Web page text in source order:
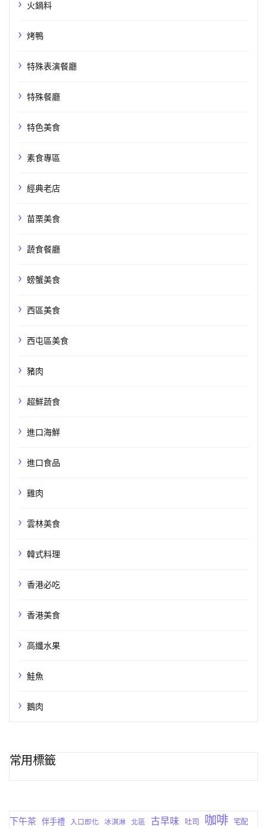
火鍋料
烤鴨
特殊表演餐廳
特殊餐廳
特色美食
素食專區
經典老店
苗栗美食
蔬食餐廳
螃蟹美食
西區美食
西屯區美食
豬肉
超鮮蔬食
進口海鮮
進口食品
雞肉
雲林美食
韓式料理
香港必吃
香港美食
高纖水果
鮭魚
鵝肉
常用標籤
下午茶 伴手禮 入口即化 冰淇淋 北區 古早味 吐司 咖啡 宅配